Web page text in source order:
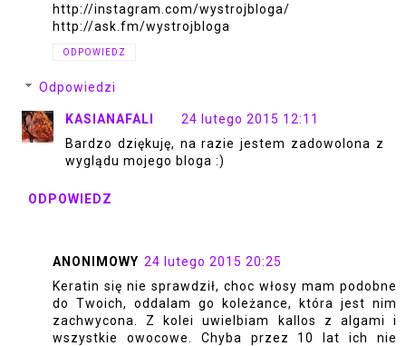
http://instagram.com/wystrojbloga/
http://ask.fm/wystrojbloga
ODPOWIEDZ
Odpowiedzi
KASIANAFALI
24 lutego 2015 12:11
Bardzo dziękuję, na razie jestem zadowolona z
wyglądu mojego bloga :)
ODPOWIEDZ
ANONIMOWY 24 lutego 2015 20:25
Keratin się nie sprawdził, choc włosy mam podobne
do Twoich, oddalam go koleżance, która jest nim
zachwycona. Z kolei uwielbiam kallos z algami i
wszystkie owocowe. Chyba przez 10 lat ich nie